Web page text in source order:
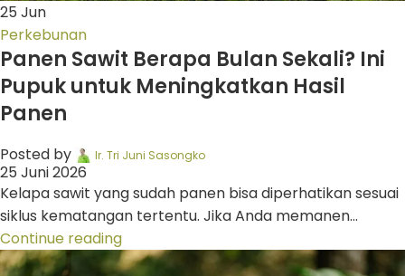
25 Jun
Perkebunan
Panen Sawit Berapa Bulan Sekali? Ini
Pupuk untuk Meningkatkan Hasil
Panen
Posted by Ir. Tri Juni Sasongko
25 Juni 2026
Kelapa sawit yang sudah panen bisa diperhatikan sesuai
siklus kematangan tertentu. Jika Anda memanen...
Continue reading